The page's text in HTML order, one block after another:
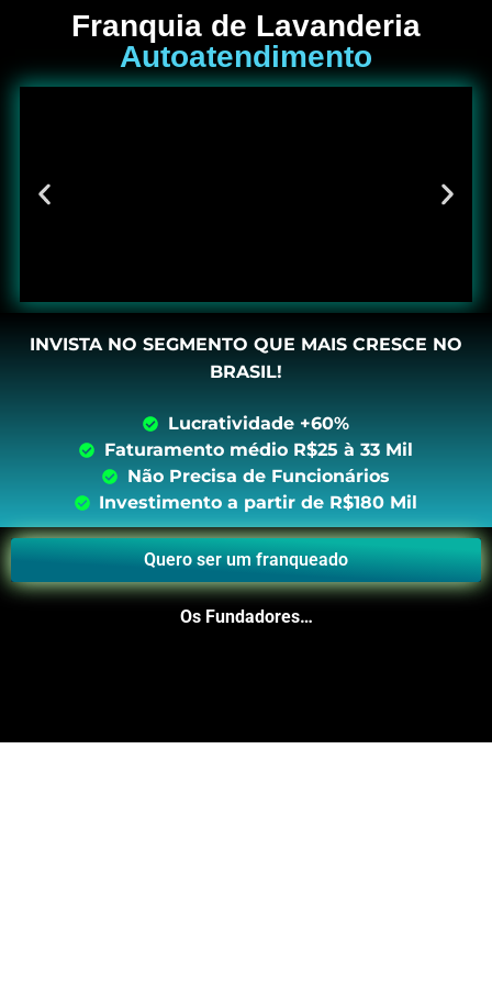
Franquia de Lavanderia
Autoatendimento
INVISTA NO SEGMENTO QUE MAIS CRESCE NO
BRASIL!
Lucratividade +60%
Faturamento médio R$25 à 33 Mil
Não Precisa de Funcionários
Investimento a partir de R$180 Mil
Quero ser um franqueado
Os Fundadores…